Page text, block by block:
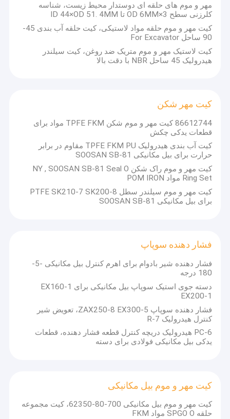
محصولات
نمایش VR
درباره ما
تور کارخانه
کنترل کیفیت
اخبار
پرونده ها
مهر و موم های حلقه ای دوستدار محیط زیست، شناسه
کلرزنی سطح 3×OD 6MM تا ID 44×OD 51. 4MM
کیت مهر و موم حلقه مواد لاستیکی، کیت حلقه آب بندی 45-
90 ساحل For Excavator
کیت لاستیک مهر و موم متریک ضد روغن، کیت سیلندر
هیدرولیک 45 ساحل NBR با دقت بالا
کیت مهر شکن
86612744 کیت مهر و موم شکن TPFE FKM مواد برای
قطعات یدکی چکش
کیت آب بندی هیدرولیک TPFE FKM PU مقاوم در برابر
حرارت برای بیل مکانیکی SOOSAN SB-81
کیت مهر و موم راک شکن NY , SOOSAN SB-81 Seal O
Ring Set مواد POM IRON
کیت مهر و موم سیلندر سطل PTFE SK210-7 SK200-8
برای بیل مکانیکی SOOSAN SB-81
فشار دهنده سوپاپ
فشار دهنده شیر بادوام برای اهرم کنترل بیل مکانیکی -5-
180 درجه
دسته جوی استیک سوپاپ بیل مکانیکی برای EX160-1
EX200-1
فشار دهنده سوپاپ ZAX250-8 EX300-5، تعویض شیر
کنترل هیدرولیک R-7
PC-6 هیدرولیک دریچه کنترل قطعه فشار دهنده، قطعات
یدکی بیل مکانیکی فولادی برای دسته
کیت مهر و موم بیل مکانیکی
کیت مهر و موم بیل مکانیکی 700-80-62350، کیت مجموعه
حلقه SPGO O مواد FKM
در مورد مينگ سيل
horizontal-slurrypump.com یک شرکت حرفه ای است که در
تولید و بازاریابی بهترین پمپ ها و مخلوط کننده با کیفیت برای
طیف گسترده ای از مشتریان در داخل و خارج از کشور مشغول
است.در ووشی واقع شده، استان جيانگسو ، چين
horizontal-slurrypump.com در سال 2000 تاسیس شد، در حال
حاضر، بیش از 90 درصد از کارگران و مهندسان ما دارای سالها
تجربه تولید هستند، با ظرفیت تولید 20 مجموعه در روز.اونا
ميتونن روش طراحي رو تموم کنناین شرکت یک شرکت با